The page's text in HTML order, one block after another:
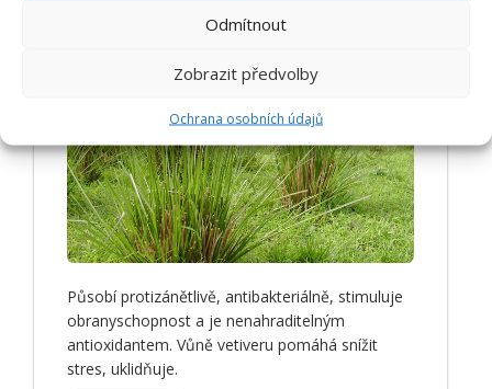
Odmítnout
Zobrazit předvolby
Ochrana osobních údajů
Santalum album – santal
Působí protizánětlivě, antibakteriálně, stimuluje
obranyschopnost a je nenahraditelným
antioxidantem. Vůně vetiveru pomáhá snížit
stres, uklidňuje.